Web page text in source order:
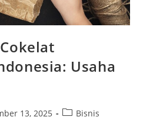
Usaha
13, 2025
PostBisnis